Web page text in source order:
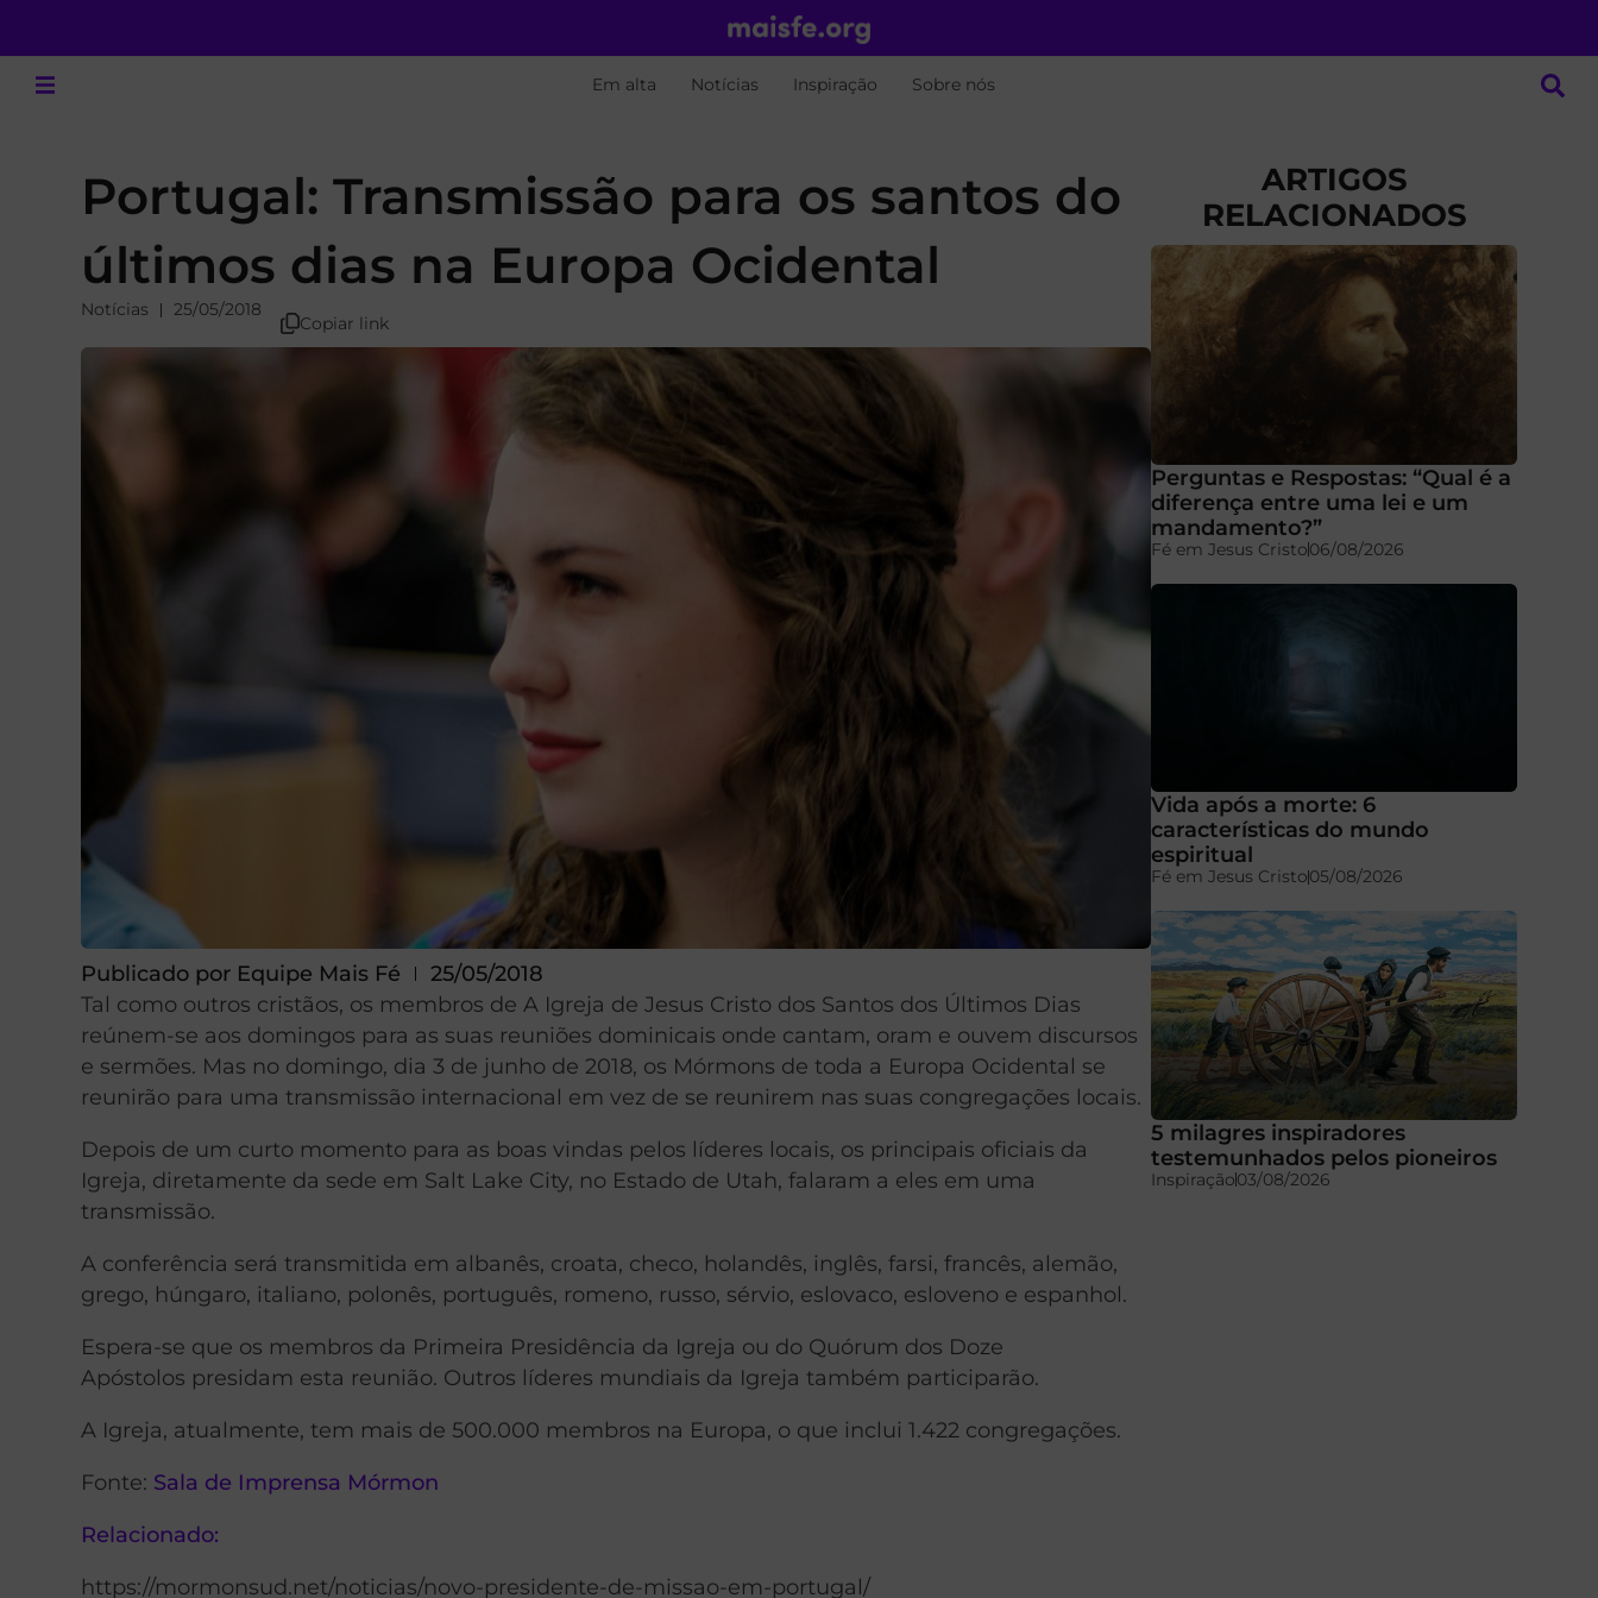
Em alta Notícias Inspiração Sobre nós
Portugal: Transmissão para os santos do
últimos dias na Europa Ocidental
Notícias 25/05/2018
Copiar link
Publicado por Equipe Mais Fé
25/05/2018
Tal como outros cristãos, os membros de A Igreja de Jesus Cristo dos Santos dos Últimos Dias
reúnem-se aos domingos para as suas reuniões dominicais onde cantam, oram e ouvem discursos
e sermões. Mas no domingo, dia 3 de junho de 2018, os Mórmons de toda a Europa Ocidental se
reunirão para uma transmissão internacional em vez de se reunirem nas suas congregações locais.
Depois de um curto momento para as boas vindas pelos líderes locais, os principais oficiais da
Igreja, diretamente da sede em Salt Lake City, no Estado de Utah, falaram a eles em uma
transmissão.
A conferência será transmitida em albanês, croata, checo, holandês, inglês, farsi, francês, alemão,
grego, húngaro, italiano, polonês, português, romeno, russo, sérvio, eslovaco, esloveno e espanhol.
Espera-se que os membros da Primeira Presidência da Igreja ou do Quórum dos Doze
Apóstolos presidam esta reunião. Outros líderes mundiais da Igreja também participarão.
A Igreja, atualmente, tem mais de 500.000 membros na Europa, o que inclui 1.422 congregações.
Fonte: Sala de Imprensa Mórmon
Relacionado:
https://mormonsud.net/noticias/novo-presidente-de-missao-em-portugal/
ARTIGOS
RELACIONADOS
Perguntas e Respostas: “Qual é a
diferença entre uma lei e um
mandamento?”
Fé em Jesus Cristo06/08/2026
Vida após a morte: 6
características do mundo
espiritual
Fé em Jesus Cristo05/08/2026
5 milagres inspiradores
testemunhados pelos pioneiros
Inspiração03/08/2026